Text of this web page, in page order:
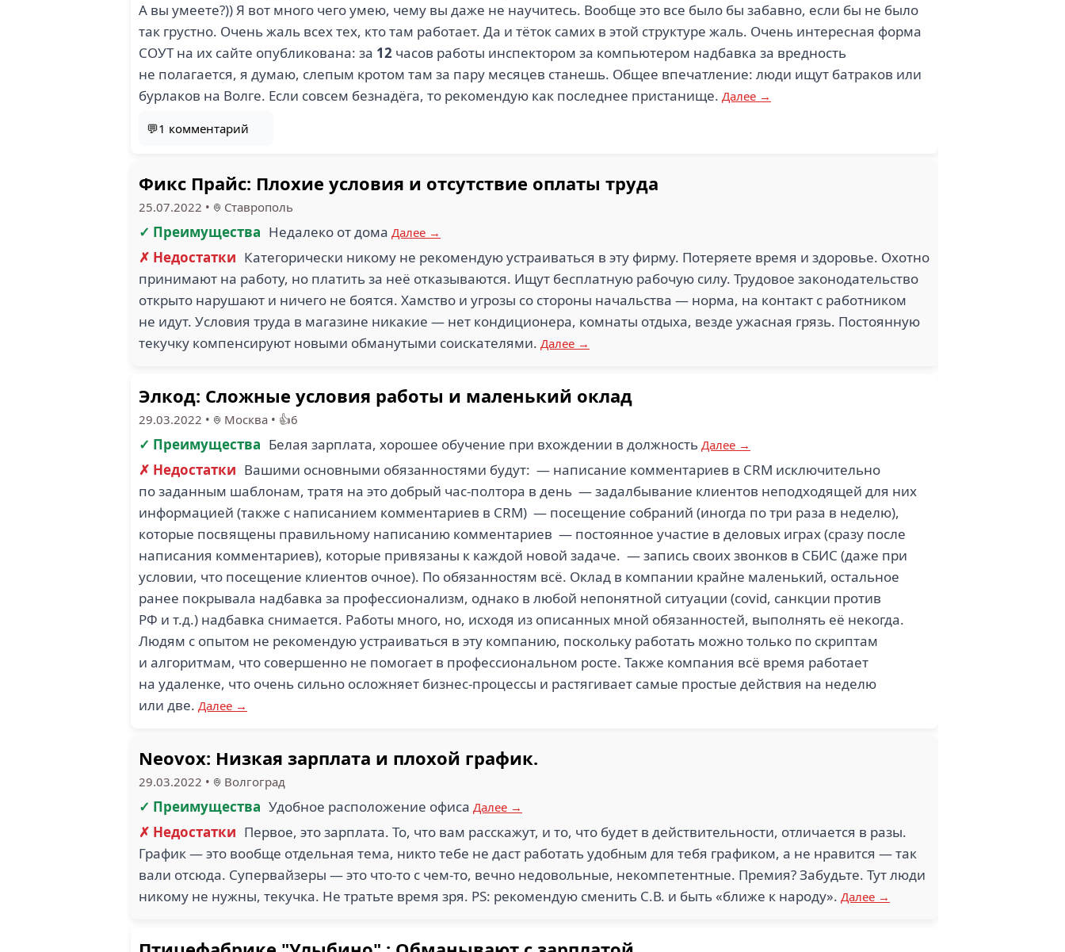
А вы умеете?)) Я вот много чего умею, чему вы даже не научитесь. Вообще это все было бы забавно, если бы не было
так грустно. Очень жаль всех тех, кто там работает. Да и тёток самих в этой структуре жаль. Очень интересная форма
СОУТ на их сайте опубликована: за 12 часов работы инспектором за компьютером надбавка за вредность
не полагается, я думаю, слепым кротом там за пару месяцев станешь. Общее впечатление: люди ищут батраков или
бурлаков на Волге. Если совсем безнадёга, то рекомендую как последнее пристанище. Далее →
💬1 комментарий
Фикс Прайс: Плохие условия и отсутствие оплаты труда
25.07.2022 • Ставрополь
✓ Преимущества Недалеко от дома Далее →
✗ Недостатки Категорически никому не рекомендую устраиваться в эту фирму. Потеряете время и здоровье. Охотно
принимают на работу, но платить за неё отказываются. Ищут бесплатную рабочую силу. Трудовое законодательство
открыто нарушают и ничего не боятся. Хамство и угрозы со стороны начальства — норма, на контакт с работником
не идут. Условия труда в магазине никакие — нет кондиционера, комнаты отдыха, везде ужасная грязь. Постоянную
текучку компенсируют новыми обманутыми соискателями. Далее →
Элкод: Сложные условия работы и маленький оклад
29.03.2022 • Москва • 👍6
✓ Преимущества Белая зарплата, хорошее обучение при вхождении в должность Далее →
✗ Недостатки Вашими основными обязанностями будут: — написание комментариев в CRM исключительно
по заданным шаблонам, тратя на это добрый час-полтора в день — задалбывание клиентов неподходящей для них
информацией (также с написанием комментариев в CRM) — посещение собраний (иногда по три раза в неделю),
которые посвящены правильному написанию комментариев — постоянное участие в деловых играх (сразу после
написания комментариев), которые привязаны к каждой новой задаче. — запись своих звонков в СБИС (даже при
условии, что посещение клиентов очное). По обязанностям всё. Оклад в компании крайне маленький, остальное
ранее покрывала надбавка за профессионализм, однако в любой непонятной ситуации (covid, санкции против
РФ и т.д.) надбавка снимается. Работы много, но, исходя из описанных мной обязанностей, выполнять её некогда.
Людям с опытом не рекомендую устраиваться в эту компанию, поскольку работать можно только по скриптам
и алгоритмам, что совершенно не помогает в профессиональном росте. Также компания всё время работает
на удаленке, что очень сильно осложняет бизнес-процессы и растягивает самые простые действия на неделю
или две. Далее →
Neovox: Низкая зарплата и плохой график.
29.03.2022 • Волгоград
✓ Преимущества Удобное расположение офиса Далее →
✗ Недостатки Первое, это зарплата. То, что вам расскажут, и то, что будет в действительности, отличается в разы.
График — это вообще отдельная тема, никто тебе не даст работать удобным для тебя графиком, а не нравится — так
вали отсюда. Супервайзеры — это что-то с чем-то, вечно недовольные, некомпетентные. Премия? Забудьте. Тут люди
никому не нужны, текучка. Не тратьте время зря. PS: рекомендую сменить С.В. и быть «ближе к народу». Далее →